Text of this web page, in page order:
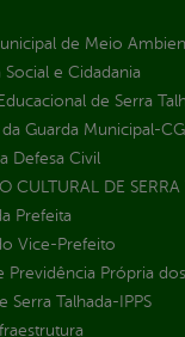
de Meio
Social e Cidadania
de Serra
Guarda Municipal-
Defesa Civil
CULTURAL DE
Prefeita
Vice-Prefeito
Previdência Própria
Serra Talhada-IPPS